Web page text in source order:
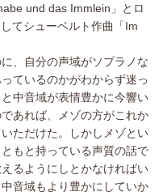
und das Immlein」とロ
てシューベルト作曲「Im
、自分の声域がソプラノな
ているのかがわからず迷っ
中音域が表情豊かに今響い
あれば、メゾの方がこれか
ただけた。しかしメゾとい
もと持っている声質の話で
るようにしとかなければい
音域もより豊かにしていか